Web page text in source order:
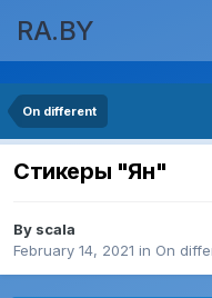
RA.BY
On different
Стикеры "Ян"
By scala
February 14, 2021 in On